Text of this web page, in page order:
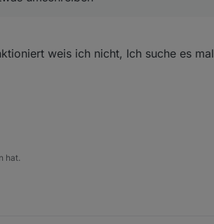
weis ich nicht, Ich suche es mal
hat.